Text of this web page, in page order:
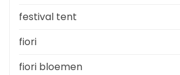
festival tent
fiori
fiori bloemen